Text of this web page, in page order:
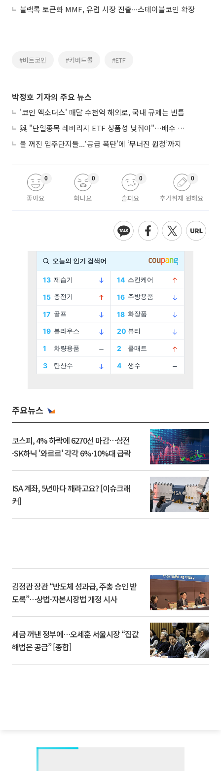
블랙록 토큰화 MMF, 유럽 시장 진출∙∙∙스테이블코인 확장
#비트코인 #커버드콜 #ETF
박정호 기자의 주요 뉴스
'코인 엑소더스' 매달 수천억 해외로, 국내 규제는 빈틈
與 "단일종목 레버리지 ETF 상품성 낮춰야"…배수 조정안도 거론
불 꺼진 입주단지들...‘공급 폭탄’에 ‘무너진 원청’까지
좋아요
0
화나요
0
슬퍼요
0
추가취재 원해요
0
주요뉴스
코스피, 4% 하락에 6270선 마감…삼전
·SK하닉 '와르르' 각각 6%·10%대 급락
ISA 계좌, 5년마다 깨라고요? [이슈크래
커]
김정관 장관 “반도체 성과급, 주총 승인 받
도록”…상법·자본시장법 개정 시사
세금 꺼낸 정부에…오세훈 서울시장 “집값
해법은 공급” [종합]